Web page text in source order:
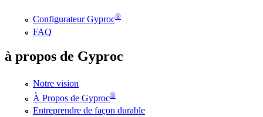
Configurateur Gyproc®
FAQ
à propos de Gyproc
Notre vision
À Propos de Gyproc®
Entreprendre de façon durable